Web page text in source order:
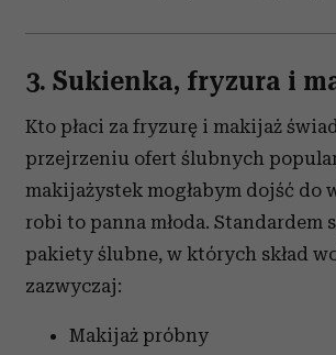
3. Sukienka, fryzura i
Kto płaci za fryzurę i makijaż
przejrzeniu ofert ślubnych
makijażystek mogłabym dojść do
robi to panna młoda. Standardem
pakiety ślubne, w których skład
zazwyczaj:
Makijaż próbny